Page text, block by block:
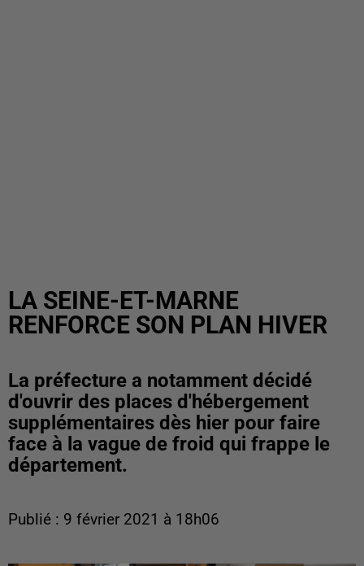
LA SEINE-ET-MARNE
RENFORCE SON PLAN HIVER
La préfecture a notamment décidé
d'ouvrir des places d'hébergement
supplémentaires dès hier pour faire
face à la vague de froid qui frappe le
département.
Publié : 9 février 2021 à 18h06